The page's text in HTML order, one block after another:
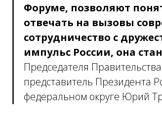
Форуме, позволяют
отвечать на вызовы
сотрудничество с
импульс России, она
Председателя
представитель Президента
федеральном округе Юрий